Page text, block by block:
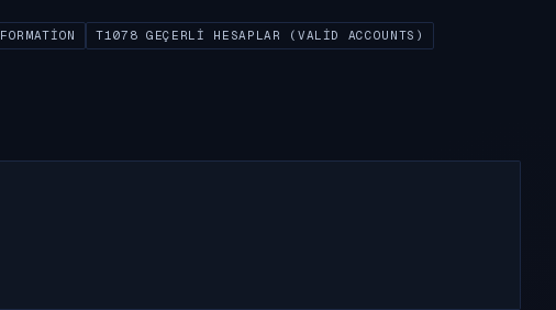
T1078 GEÇERLI HESAPLAR (VALID ACCOUNTS)